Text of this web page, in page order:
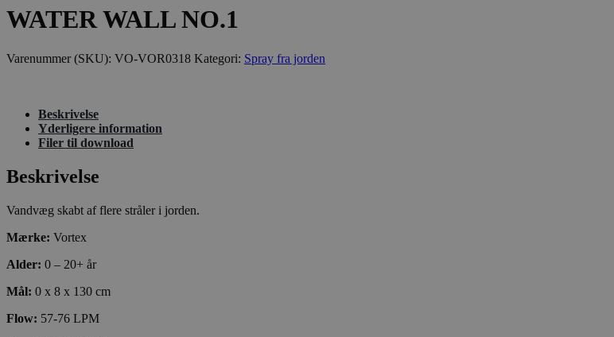
WATER WALL NO.1
Varenummer (SKU): VO-VOR0318 Kategori: Spray fra jorden
Beskrivelse
Yderligere information
Filer til download
Beskrivelse
Vandvæg skabt af flere stråler i jorden.
Mærke: Vortex
Alder: 0 – 20+ år
Mål: 0 x 8 x 130 cm
Flow: 57-76 LPM